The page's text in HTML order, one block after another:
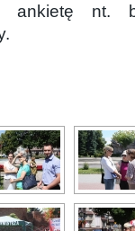
ankietę nt.